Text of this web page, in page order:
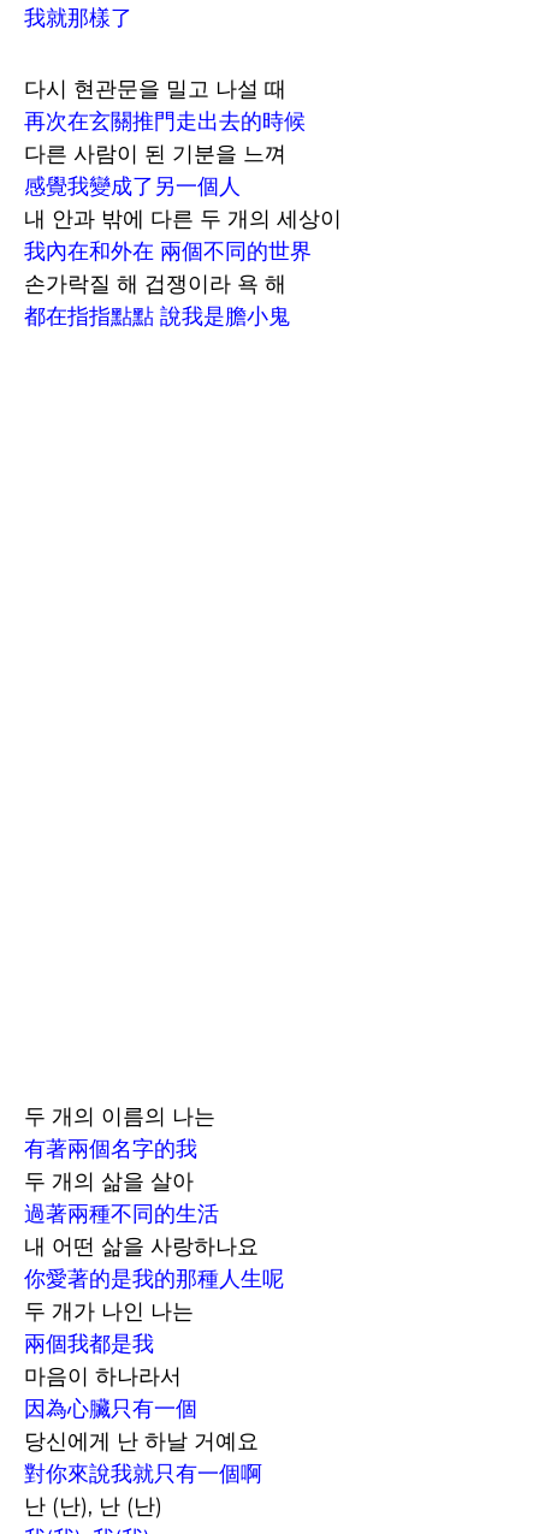
我就那樣了
다시 현관문을 밀고 나설 때
再次在玄關推門走出去的時候
다른 사람이 된 기분을 느껴
感覺我變成了另一個人
내 안과 밖에 다른 두 개의 세상이
我內在和外在 兩個不同的世界
손가락질 해 겁쟁이라 욕 해
都在指指點點 說我是膽小鬼
두 개의 이름의 나는
有著兩個名字的我
두 개의 삶을 살아
過著兩種不同的生活
내 어떤 삶을 사랑하나요
你愛著的是我的那種人生呢
두 개가 나인 나는
兩個我都是我
마음이 하나라서
因為心臟只有一個
당신에게 난 하날 거예요
對你來說我就只有一個啊
난 (난), 난 (난)